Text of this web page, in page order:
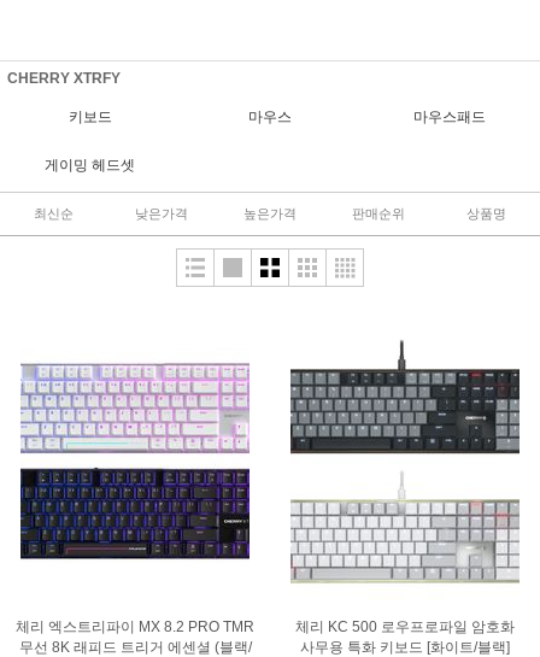
CHERRY XTRFY
키보드 마우스 마우스패드
게이밍 헤드셋
최신순 낮은가격 높은가격 판매순위 상품명
체리 엑스트리파이 MX 8.2 PRO TMR
무선 8K 래피드 트리거 에센셜 (블랙/
체리 KC 500 로우프로파일 암호화
사무용 특화 키보드 [화이트/블랙]